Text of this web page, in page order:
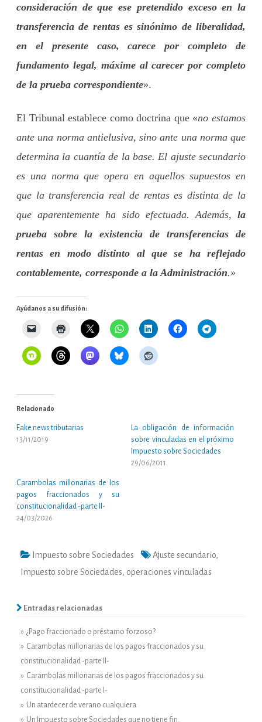
consideración de que ese pretendido exceso en la
transferencia de rentas es sinónimo de liberalidad,
en el presente caso, carece por completo de
fundamento legal, máxime al carecer por completo
de la prueba correspondiente».
El Tribunal establece como doctrina que «no estamos
ante una norma antielusiva, sino ante una norma que
determina la cuantía de la base. El ajuste secundario
es una norma que opera en aquellos supuestos en
que la transferencia real de rentas es distinta de la
que aparentemente ha sido efectuada. Además, la
prueba sobre la existencia de transferencias de
rentas en modo distinto al que se ha reflejado
contablemente, corresponde a la Administración.»
Ayúdanos a su difusión:
Relacionado
Fake news tributarias
13/11/2019
La obligación de información
sobre vinculadas en el próximo
Impuesto sobre Sociedades
29/06/2011
Carambolas millonarias de los
pagos fraccionados y su
constitucionalidad -parte II-
24/03/2026
Impuesto sobre Sociedades Ajuste secundario,
Impuesto sobre Sociedades, operaciones vinculadas
Entradas relacionadas
» ¿Pago fraccionado o préstamo forzoso?
» Carambolas millonarias de los pagos fraccionados y su
constitucionalidad -parte II-
» Carambolas millonarias de los pagos fraccionados y su
constitucionalidad -parte I-
» Un atardecer de verano cualquiera
» Un Impuesto sobre Sociedades que no tiene fin.